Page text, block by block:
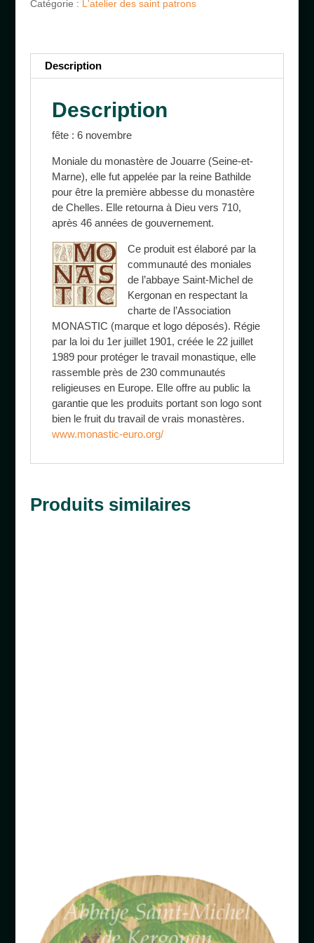
Catégorie : L'atelier des saint patrons
Description
Description
fête : 6 novembre
Moniale du monastère de Jouarre (Seine-et-
Marne), elle fut appelée par la reine Bathilde
pour être la première abbesse du monastère
de Chelles. Elle retourna à Dieu vers 710,
après 46 années de gouvernement.
Ceproduit est élaboré par la
communauté des moniales
de l’abbaye Saint-Michel de
Kergonan en respectant la
charte de l’Association
MONASTIC (marque et logo déposés). Régie
par la loi du 1er juillet 1901, créée le 22 juillet
1989 pour protéger le travail monastique, elle
rassemble près de 230 communautés
religieuses en Europe. Elle offre au public la
garantie que les produits portant son logo sont
bien le fruit du travail de vrais monastères.
www.monastic-euro.org/
Produits similaires